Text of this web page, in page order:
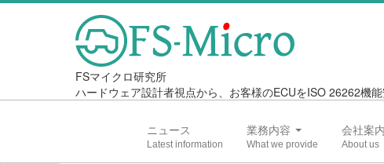
FSマイクロ研究所
ハードウェア設計者視点から、お客様のECUをISO 26262機
ニュース 業務内容 会社案内